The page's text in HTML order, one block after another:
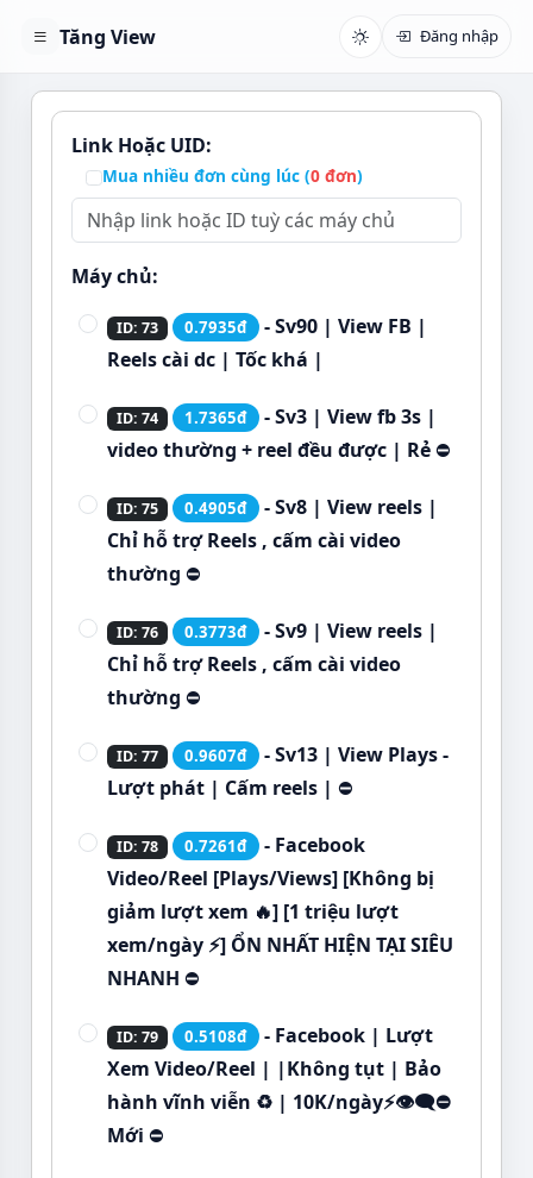
Tăng View Đăng nhập
Link Hoặc UID:
Mua nhiều đơn cùng lúc (0đơn)
Máy chủ:
ID: 73 0.7935đ
- Sv90 | View FB |
Reels cài dc | Tốc khá |
ID: 74 1.7365đ
- Sv3 | View fb 3s |
video thường + reel đều được | Rẻ⛔
ID: 75 0.4905đ
- Sv8 | View reels |
Chỉ hỗ trợ Reels , cấm cài video
thường ⛔
ID: 76 0.3773đ
- Sv9 | View reels |
Chỉ hỗ trợ Reels , cấm cài video
thường ⛔
ID: 77 0.9607đ
- Sv13 | View Plays -
Lượt phát | Cấm reels | ⛔
ID: 78 0.7261đ
- Facebook
Video/Reel [Plays/Views] [Không bị
giảm lượt xem 🔥] [1 triệu lượt
xem/ngày ⚡] ỔN NHẤT HIỆN TẠI SIÊU
NHANH ⛔
ID: 79 0.5108đ
- Facebook | Lượt
Xem Video/Reel | |Không tụt | Bảo
hành vĩnh viễn ♻️ | 10K/ngày⚡👁‍🗨⛔
Mới ⛔